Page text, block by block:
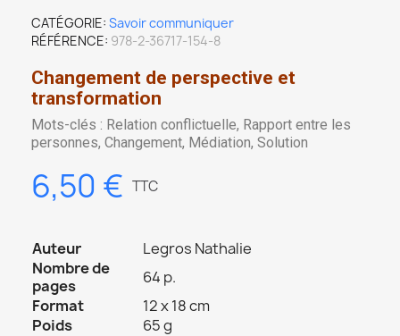
CATÉGORIE Savoir communiquer
RÉFÉRENCE 978-2-36717-154-8
Changement de perspective et
transformation
Mots-clés : Relation conflictuelle, Rapport entre les
personnes, Changement, Médiation, Solution
6,50 € TTC
Auteur
Legros Nathalie
Nombre de
pages
64 p.
Format
12 x 18 cm
Poids
65 g